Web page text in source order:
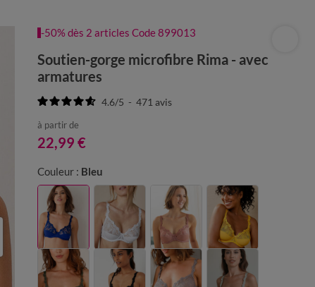
-50% dès 2 articles Code 899013
Soutien-gorge microfibre Rima - avec
armatures
4.6/5 - 471avis
à partir de
22,99 €
Couleur : Bleu